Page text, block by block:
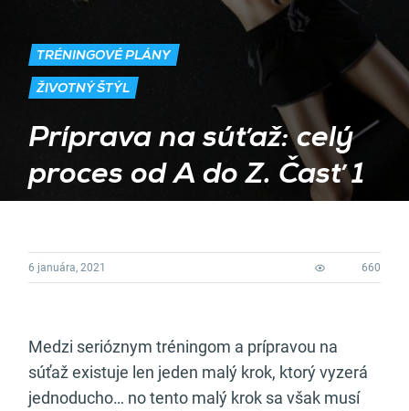
TRÉNINGOVÉ PLÁNY
ŽIVOTNÝ ŠTÝL
Príprava na súťaž: celý
proces od A do Z. Časť 1
6 januára, 2021 660
Medzi serióznym tréningom a prípravou na
súťaž existuje len jeden malý krok, ktorý vyzerá
jednoducho… no tento malý krok sa však musí